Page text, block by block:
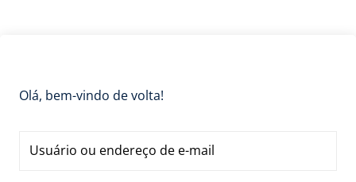
Olá, bem-vindo de volta!